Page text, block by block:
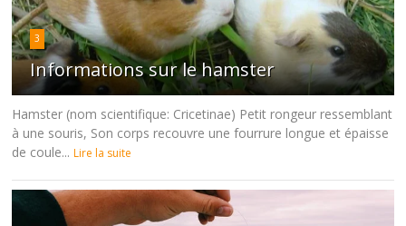
3
Informations sur le hamster
Hamster (nom scientifique: Cricetinae) Petit rongeur ressemblant
à une souris, Son corps recouvre une fourrure longue et épaisse
de coule... Lire la suite